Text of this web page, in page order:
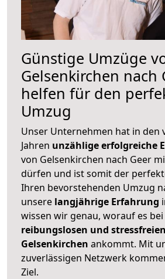
Günstige Umzüge
Gelsenkirchen nach
helfen für den
Umzug
Unser Unternehmen hat in den
Jahren unzählige erfolgreiche
von Gelsenkirchen nach Geer
dürfen und ist somit der
Ihren bevorstehenden Umzug
unsere langjährige Erfahrung
wissen wir genau, worauf es
reibungslosen und
Gelsenkirchen ankommt. Mit
zuverlässigen Netzwerk
Ziel.